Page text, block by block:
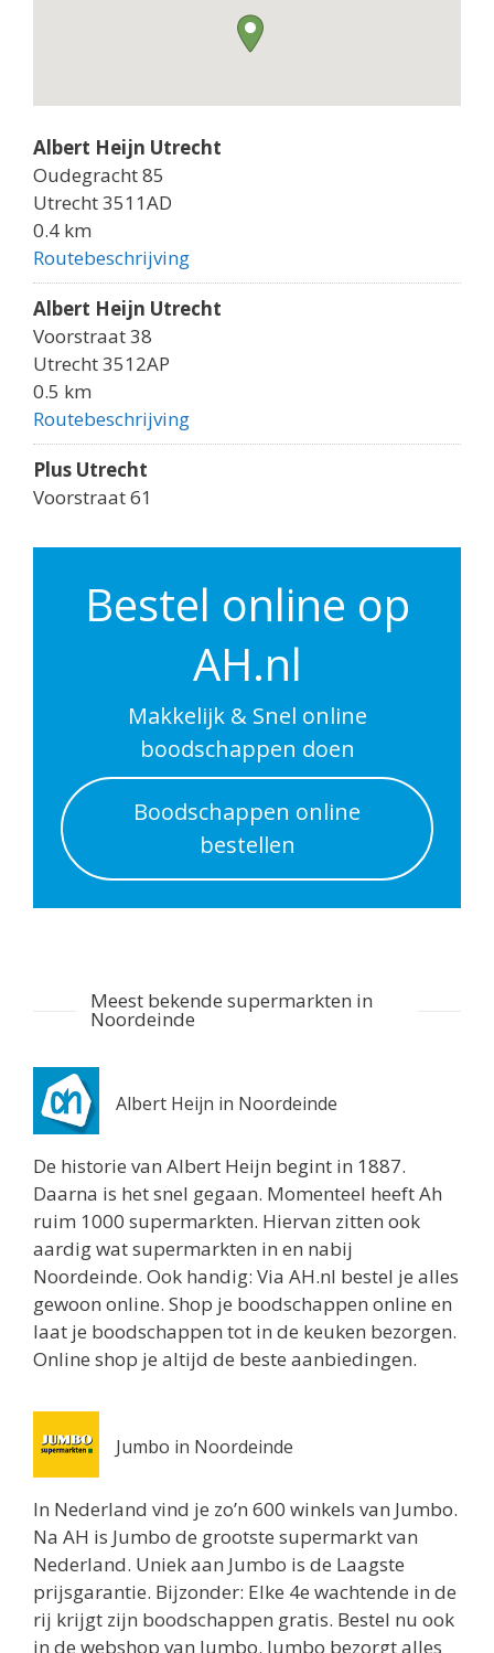
Albert Heijn Utrecht
Oudegracht 85
Utrecht 3511AD
0.4 km
Routebeschrijving
Albert Heijn Utrecht
Voorstraat 38
Utrecht 3512AP
0.5 km
Routebeschrijving
Plus Utrecht
Voorstraat 61
0.5 km
Godebaldkwartier 149
Routebeschrijving
Albert Heijn Utrecht
Nachtegaalstraat 55
Utrecht 3581AD
0.7 km
Routebeschrijving
Utrecht 3511CE
Routebeschrijving
Albert Heijn Utrecht
Twijnstraat 8
Utrecht 3511ZK
0.8 km
Routebeschrijving
Jumbo Utrecht
Biltstraat 74
Utrecht 3572BG
0.8 km
Albert Heijn Utrecht
Oudenoord 1
0.9 km
Routebeschrijving
Albert Heijn Utrecht
Burgemeester Reigerstraat 57
Bestel online op
AH.nl
Makkelijk & Snel online
boodschappen doen
Boodschappen online
bestellen
Meest bekende supermarkten in
Noordeinde
Albert Heijn in Noordeinde
De historie van Albert Heijn begint in 1887.
Daarna is het snel gegaan. Momenteel heeft Ah
ruim 1000 supermarkten. Hiervan zitten ook
aardig wat supermarkten in en nabij
Noordeinde. Ook handig: Via AH.nl bestel je alles
gewoon online. Shop je boodschappen online en
laat je boodschappen tot in de keuken bezorgen.
Online shop je altijd de beste aanbiedingen.
Jumbo in Noordeinde
In Nederland vind je zo’n 600 winkels van Jumbo.
Na AH is Jumbo de grootste supermarkt van
Nederland. Uniek aan Jumbo is de Laagste
prijsgarantie. Bijzonder: Elke 4e wachtende in de
rij krijgt zijn boodschappen gratis. Bestel nu ook
in de webshop van Jumbo. Jumbo bezorgt alles